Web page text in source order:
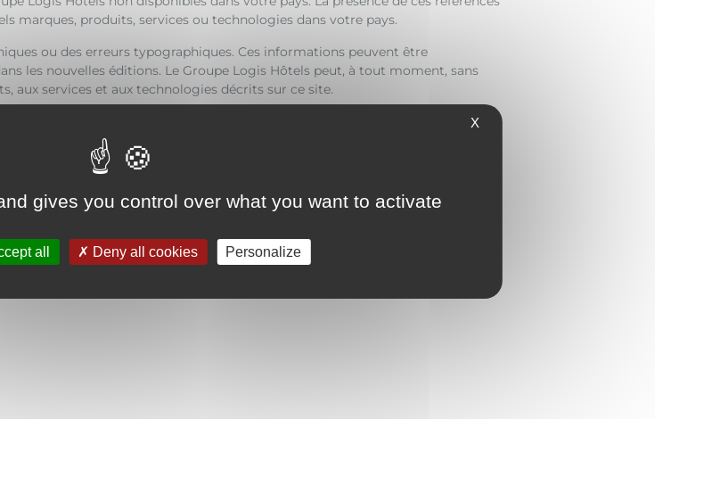
marques, produits, services ou technologies dans votre pays.
ou des erreurs typographiques. Ces informations peuvent être
les nouvelles éditions. Le Groupe Logis Hôtels peut, à tout moment, sans
aux services et aux technologies décrits sur ce site.
X
gives you control over what you want to activate
all Deny all cookies Personalize